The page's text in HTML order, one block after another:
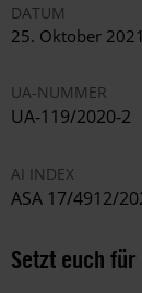
DATUM
25. Oktober 2021
UA-NUMMER
UA-119/2020-2
AI INDEX
ASA 17/4912/
Setzt euch